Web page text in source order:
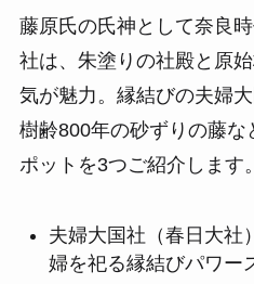
藤原氏の氏神として奈良
社は、朱塗りの社殿と原
気が魅力。縁結びの夫婦
樹齢800年の砂ずりの藤な
ポットを3つご紹介します。
夫婦大国社（春日大社
婦を祀る縁結びパワー